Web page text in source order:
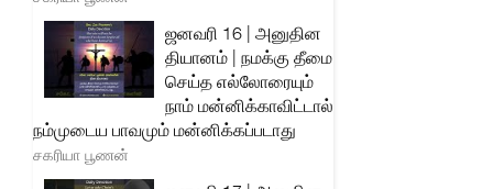
ஜனவரி 16 | அனுதின
தியானம் | நமக்கு தீமை
செய்த எல்லோரையும்
நாம் மன்னிக்காவிட்டால்
நம்முடைய பாவமும் மன்னிக்கப்படாது
சகரியா பூணன்